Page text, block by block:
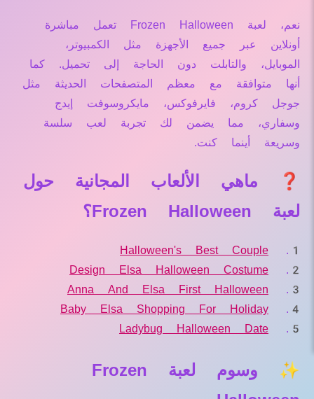
نعم، لعبة Frozen Halloween تعمل مباشرة
أونلاين عبر جميع الأجهزة مثل الكمبيوتر،
الموبايل، والتابلت دون الحاجة إلى تحميل. كما
أنها متوافقة مع معظم المتصفحات الحديثة مثل
جوجل كروم، فايرفوكس، مايكروسوفت إيدج
وسفاري، مما يضمن لك تجربة لعب سلسة
وسريعة أينما كنت.
❓ ماهي الألعاب المجانية حول
لعبة Frozen Halloween؟
Halloween's Best Couple
Design Elsa Halloween Costume
Anna And Elsa First Halloween
Baby Elsa Shopping For Holiday
Ladybug Halloween Date
✨ وسوم لعبة Frozen